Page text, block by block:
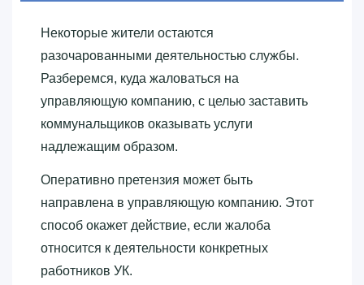
Некоторые жители остаются
разочарованными деятельностью службы.
Разберемся, куда жаловаться на
управляющую компанию, с целью заставить
коммунальщиков оказывать услуги
надлежащим образом.
Оперативно претензия может быть
направлена в управляющую компанию. Этот
способ окажет действие, если жалоба
относится к деятельности конкретных
работников УК.